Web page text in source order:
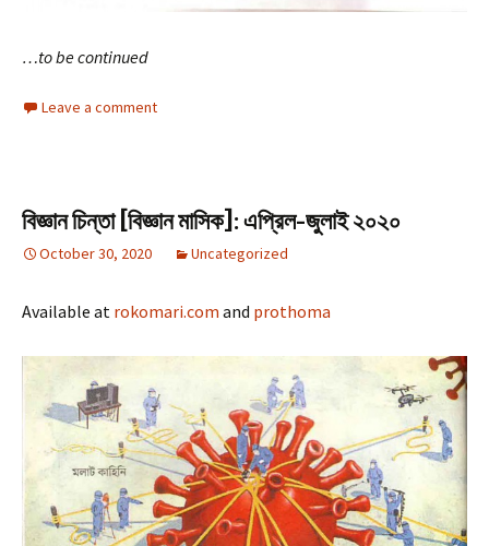
…to be continued
Leave a comment
বিজ্ঞান চিন্তা [বিজ্ঞান মাসিক]: এপ্রিল-জুলাই ২০২০
October 30, 2020 Uncategorized
Available at rokomari.com and prothoma